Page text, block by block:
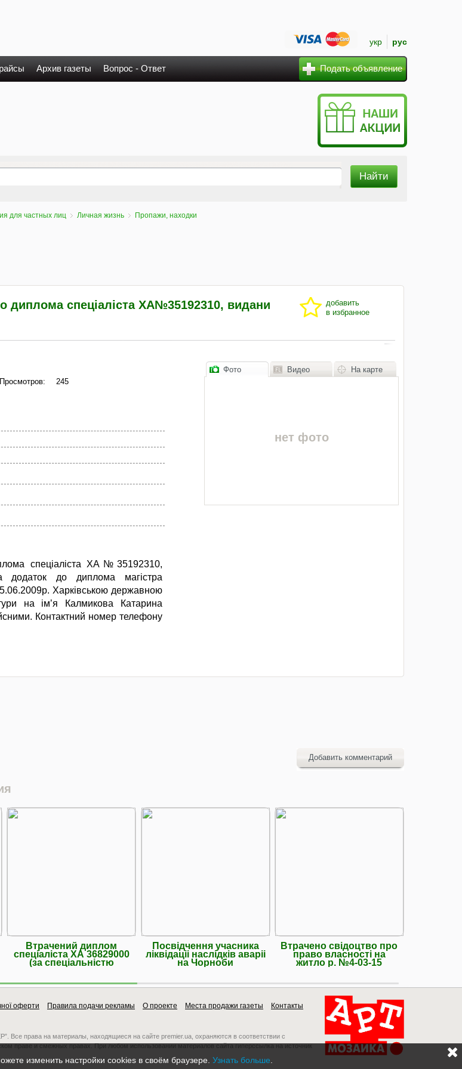
укр рус
Архив газеты Вопрос - Ответ Подать объявление
для частных лиц Личная жизнь Пропажи, находки
диплома спеціаліста ХА№35192310, видани
добавить
в избранное
Просмотров: 245
спеціаліста ХА№35192310,
додаток до диплома магістра
Харківською державною
на імʼя Калмикова Катарина
Контактний номер телефону
Фото Видео На карте
нет фото
Добавить комментарий
Втрачений диплом
спеціаліста ХА 36829000
(за спеціальністю
Посвідчення учасника
ліквідаціі наслідків аваріі
на Чорноби
Втрачено свідоцтво про
право власності на
житло р. №4-03-15
оферти Правила подачи рекламы О проекте Места продажи газеты Контакты
Все права на материалы, находящиеся на сайте premier.ua, охраняются в соответствии с
праве и смежных правах. При любом использовании материалов сайта гиперссылка на источник
изменить настройки cookies в своём браузере. Узнать больше